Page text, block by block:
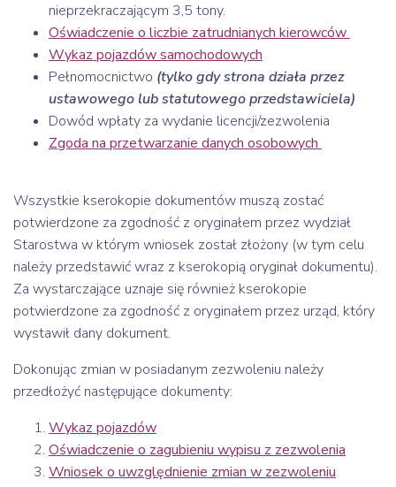
nieprzekraczającym 3,5 tony.
Oświadczenie o liczbie zatrudnianych kierowców
Wykaz pojazdów samochodowych
Pełnomocnictwo (tylko gdy strona działa przez
ustawowego lub statutowego przedstawiciela)
Dowód wpłaty za wydanie licencji/zezwolenia
Zgoda na przetwarzanie danych osobowych
Wszystkie kserokopie dokumentów muszą zostać
potwierdzone za zgodność z oryginałem przez wydział
Starostwa w którym wniosek został złożony (w tym celu
należy przedstawić wraz z kserokopią oryginał dokumentu).
Za wystarczające uznaje się również kserokopie
potwierdzone za zgodność z oryginałem przez urząd, który
wystawił dany dokument.
Dokonując zmian w posiadanym zezwoleniu należy
przedłożyć następujące dokumenty:
Wykaz pojazdów
Oświadczenie o zagubieniu wypisu z zezwolenia
Wniosek o uwzględnienie zmian w zezwoleniu